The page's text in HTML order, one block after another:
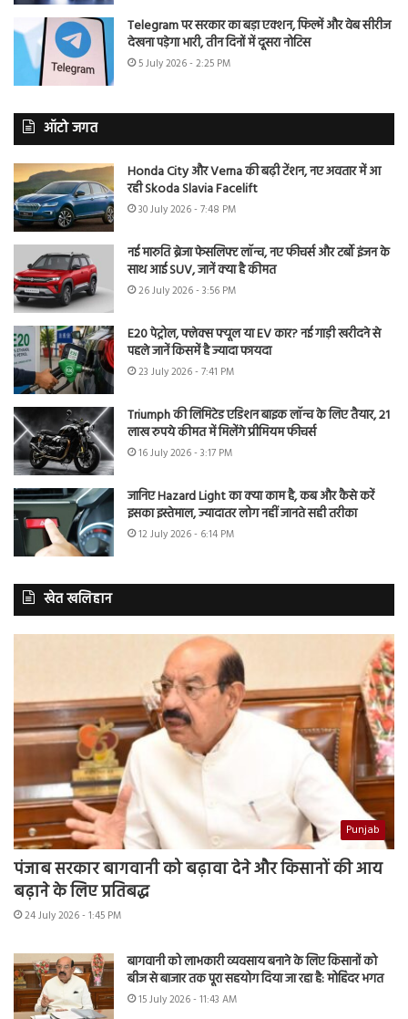
Telegram पर सरकार का बड़ा एक्शन, फिल्में और वेब सीरीज
देखना पड़ेगा भारी, तीन दिनों में दूसरा नोटिस
5 July 2026 - 2:25 PM
ऑटो जगत
Honda City और Verna की बढ़ी टेंशन, नए अवतार में आ
रही Skoda Slavia Facelift
30 July 2026 - 7:48 PM
नई मारुति ब्रेजा फेसलिफ्ट लॉन्च, नए फीचर्स और टर्बो इंजन के
साथ आई SUV, जानें क्या है कीमत
26 July 2026 - 3:56 PM
E20 पेट्रोल, फ्लेक्स फ्यूल या EV कार? नई गाड़ी खरीदने से
पहले जानें किसमें है ज्यादा फायदा
23 July 2026 - 7:41 PM
Triumph की लिमिटेड एडिशन बाइक लॉन्च के लिए तैयार, 21
लाख रुपये कीमत में मिलेंगे प्रीमियम फीचर्स
16 July 2026 - 3:17 PM
जानिए Hazard Light का क्या काम है, कब और कैसे करें
इसका इस्तेमाल, ज्यादातर लोग नहीं जानते सही तरीका
12 July 2026 - 6:14 PM
खेत खलिहान
Punjab
पंजाब सरकार बागवानी को बढ़ावा देने और किसानों की आय
बढ़ाने के लिए प्रतिबद्ध
24 July 2026 - 1:45 PM
बागवानी को लाभकारी व्यवसाय बनाने के लिए किसानों को
बीज से बाजार तक पूरा सहयोग दिया जा रहा है: मोहिंदर भगत
15 July 2026 - 11:43 AM